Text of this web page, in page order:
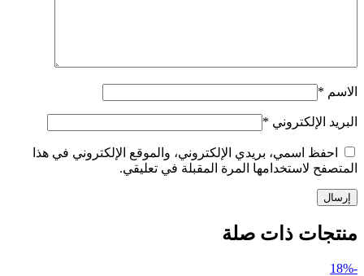
الاسم *
البريد الإلكتروني *
احفظ اسمي، بريدي الإلكتروني، والموقع الإلكتروني في هذا
المتصفح لاستخدامها المرة المقبلة في تعليقي.
منتجات ذات صلة
-18%